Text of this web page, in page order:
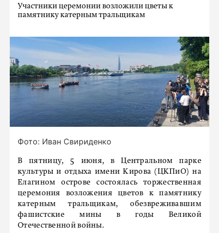
Участники церемонии возложили цветы к
памятнику катерным тральщикам
Фото: Иван Свириденко
В пятницу, 5 июня, в Центральном парке
культуры и отдыха имени Кирова (ЦКПиО) на
Елагином острове состоялась торжественная
церемония возложения цветов к памятнику
катерным тральщикам, обезвреживавшим
фашистские мины в годы Великой
Отечественной войны.